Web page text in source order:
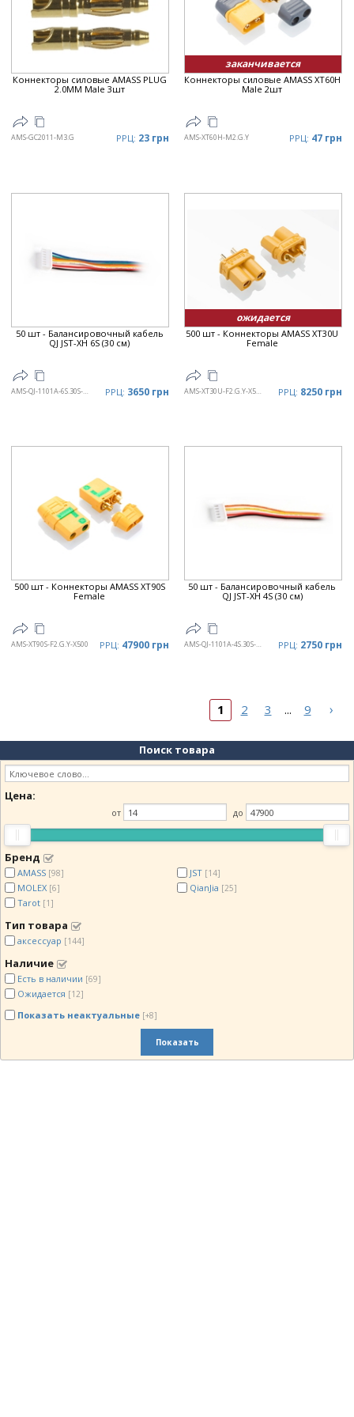
Коннекторы силовые AMASS PLUG
2.0MM Male 3шт
AMS-GC2011-M3.G РРЦ: 23 грн
заканчивается
Коннекторы силовые AMASS XT60H
Male 2шт
AMS-XT60H-M2.G.Y РРЦ: 47 грн
50 шт - Балансировочный кабель
QJ JST-XH 6S (30 см)
AMS-QJ-1101A-6S.30S-X50 РРЦ: 3650 грн
ожидается
500 шт - Коннекторы AMASS XT30U
Female
AMS-XT30U-F2.G.Y-X500 РРЦ: 8250 грн
500 шт - Коннекторы AMASS XT90S
Female
AMS-XT90S-F2.G.Y-X500 РРЦ: 47900 грн
50 шт - Балансировочный кабель
QJ JST-XH 4S (30 см)
AMS-QJ-1101A-4S.30S-X50 РРЦ: 2750 грн
1 2 3 ... 9 ›
Поиск товара
Цена:
от до
Бренд
AMASS [98] JST [14]
MOLEX [6] QianJia [25]
Tarot [1]
Тип товара
аксессуар [144]
Наличие
Есть в наличии [69]
Ожидается [12]
Показать неактуальные [+8]
Показать